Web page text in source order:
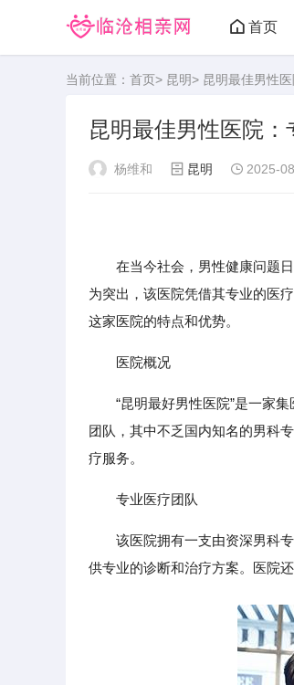
首页
当前位置： 首页> 昆明> 昆明最佳男性
昆明最佳男性医院
杨维和 昆明 2025-
在当今社会，男性健康问题日
为突出，该医院凭借其专业的医
这家医院的特点和优势。
医院概况
“昆明最好男性医院”是一家
团队，其中不乏国内知名的男科
疗服务。
专业医疗团队
该医院拥有一支由资深男科
供专业的诊断和治疗方案。医院